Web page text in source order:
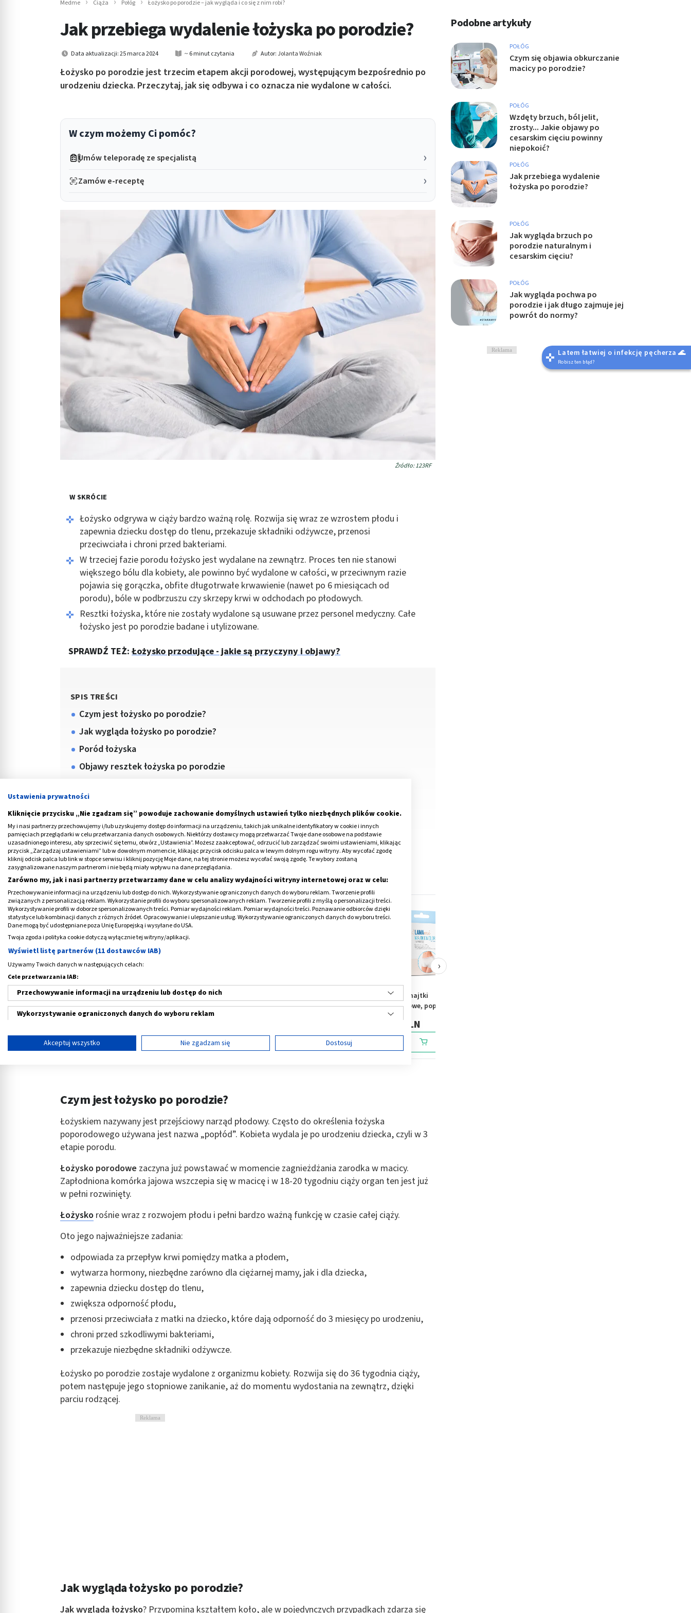
Medme Ciąża Połóg Łożysko po porodzie – jak wygląda i co się z nim robi?
Jak przebiega wydalenie łożyska po porodzie?
Data aktualizacji: 25 marca 2024 ~ 6 minut czytania Autor:Jolanta Woźniak
Łożysko po porodzie jest trzecim etapem akcji porodowej, występującym bezpośrednio po
urodzeniu dziecka. Przeczytaj, jak się odbywa i co oznacza nie wydalone w całości.
W czym możemy Ci pomóc?
Umów teleporadę ze specjalistą
Zamów e-receptę
Źródło: 123RF
W SKRÓCIE
Łożysko odgrywa w ciąży bardzo ważną rolę. Rozwija się wraz ze wzrostem płodu i
zapewnia dziecku dostęp do tlenu, przekazuje składniki odżywcze, przenosi
przeciwciała i chroni przed bakteriami.
W trzeciej fazie porodu łożysko jest wydalane na zewnątrz. Proces ten nie stanowi
większego bólu dla kobiety, ale powinno być wydalone w całości, w przeciwnym razie
pojawia się gorączka, obfite długotrwałe krwawienie (nawet po 6 miesiącach od
porodu), bóle w podbrzuszu czy skrzepy krwi w odchodach po płodowych.
Resztki łożyska, które nie zostały wydalone są usuwane przez personel medyczny. Całe
łożysko jest po porodzie badane i utylizowane.
SPRAWDŹ TEŻ: Łożysko przodujące - jakie są przyczyny i objawy?
SPIS TREŚCI
Czym jest łożysko po porodzie?
Jak wygląda łożysko po porodzie?
Poród łożyska
Objawy resztek łożyska po porodzie
Medme poleca
Canpol, podkłady
poporodowe, 10 szt.
Canpol, podkłady
poporodowe na noc, 10
szt.
majtki poporodowe,
LAMAmi majtki
wielorazowe, poporodowe,
siateczkowe, L/XL, 2 sztuki
5,99 PLN
‹ ›
Czym jest łożysko po porodzie?
Łożyskiem nazywany jest przejściowy narząd płodowy. Często do określenia łożyska
poporodowego używana jest nazwa „popłód”. Kobieta wydala je po urodzeniu dziecka, czyli w 3
etapie porodu.
Łożysko porodowe zaczyna już powstawać w momencie zagnieżdżania zarodka w macicy.
Zapłodniona komórka jajowa wszczepia się w macicę i w 18-20 tygodniu ciąży organ ten jest już
w pełni rozwinięty.
Łożysko rośnie wraz z rozwojem płodu i pełni bardzo ważną funkcję w czasie całej ciąży.
Oto jego najważniejsze zadania:
odpowiada za przepływ krwi pomiędzy matka a płodem,
wytwarza hormony, niezbędne zarówno dla ciężarnej mamy, jak i dla dziecka,
zapewnia dziecku dostęp do tlenu,
zwiększa odporność płodu,
przenosi przeciwciała z matki na dziecko, które dają odporność do 3 miesięcy po urodzeniu,
chroni przed szkodliwymi bakteriami,
przekazuje niezbędne składniki odżywcze.
Łożysko po porodzie zostaje wydalone z organizmu kobiety. Rozwija się do 36 tygodnia ciąży,
potem następuje jego stopniowe zanikanie, aż do momentu wydostania na zewnątrz, dzięki
parciu rodzącej.
Reklama
Jak wygląda łożysko po porodzie?
Jak wygląda łożysko? Przypomina kształtem koło, ale w pojedynczych przypadkach zdarza się
Podobne artykuły
POŁÓG
Czym się objawia obkurczanie
macicy po porodzie?
POŁÓG
Wzdęty brzuch, ból jelit,
zrosty... Jakie objawy po
cesarskim cięciu powinny
niepokoić?
POŁÓG
Jak przebiega wydalenie
łożyska po porodzie?
POŁÓG
Jak wygląda brzuch po
porodzie naturalnym i
cesarskim cięciu?
POŁÓG
Jak wygląda pochwa po
porodzie i jak długo zajmuje jej
powrót do normy?
Reklama Latem łatwiej o infekcję pęcherza 🌊
Robisz ten błąd?
Ustawienia prywatności
Kliknięcie przycisku „Nie zgadzam się” powoduje zachowanie domyślnych ustawień tylko niezbędnych plików cookie.
My i nasi partnerzy przechowujemy i/lub uzyskujemy dostęp do informacji na urządzeniu, takich jak unikalne identyfikatory w cookie i innych
pamięciach przeglądarki w celu przetwarzania danych osobowych. Niektórzy dostawcy mogą przetwarzać Twoje dane osobowe na podstawie
uzasadnionego interesu, aby sprzeciwić się temu, otwórz „Ustawienia”. Możesz zaakceptować, odrzucić lub zarządzać swoimi ustawieniami, klikając
przycisk „Zarządzaj ustawieniami” lub w dowolnym momencie, klikając przycisk odcisku palca w lewym dolnym rogu witryny. Aby wycofać zgodę
kliknij odcisk palca lub link w stopce serwisu i kliknij pozycję Moje dane, na tej stronie możesz wycofać swoją zgodę. Te wybory zostaną
zasygnalizowane naszym partnerom i nie będą miały wpływu na dane przeglądania.
Zarówno my, jak i nasi partnerzy przetwarzamy dane w celu analizy wydajności witryny internetowej oraz w celu:
Przechowywanie informacji na urządzeniu lub dostęp do nich. Wykorzystywanie ograniczonych danych do wyboru reklam. Tworzenie profili
związanych z personalizacją reklam. Wykorzystanie profili do wyboru spersonalizowanych reklam. Tworzenie profili z myślą o personalizacji treści.
Wykorzystywanie profili w doborze spersonalizowanych treści. Pomiar wydajności reklam. Pomiar wydajności treści. Poznawanie odbiorców dzięki
statystyce lub kombinacji danych z różnych źródeł. Opracowywanie i ulepszanie usług. Wykorzystywanie ograniczonych danych do wyboru treści.
Dane mogą być udostępniane poza Unię Europejską i wysyłane do USA.
Twoja zgoda i polityka cookie dotyczą wyłącznie tej witryny/aplikacji.
Wyświetl listę partnerów (11 dostawców IAB)
Używamy Twoich danych w następujących celach:
Cele przetwarzania IAB:
Przechowywanie informacji na urządzeniu lub dostęp do nich
Wykorzystywanie ograniczonych danych do wyboru reklam
Tworzenie profili w celu spersonalizowanych reklam
Wykorzystywanie profili w celu doboru spersonalizowanych treści
Pomiar efektywności reklam
Pomiar efektywności treści
Rozumienie odbiorców dzięki statystyce lub kombinacji danych z różnych źródeł
Rozwój i ulepszanie usług
Funkcje specjalne IAB:
Użycie dokładnych danych geolokalizacyjnych
Identyfikowanie urządzeń na podstawie aktywnie żądanych informacji
Cele przetwarzania inne niż IAB:
Wydajność (Performance)
Reklama / śledzenie
Akceptuj wszystko Nie zgadzam się Dostosuj